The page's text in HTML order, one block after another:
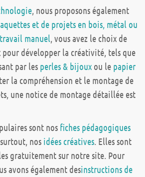
, nous proposons également
et de projets en bois, métal ou
travail manuel, vous avez le choix de
développer la créativité, tels que
par les perles & bijoux ou le papier
la compréhension et le montage de
une notice de montage détaillée est
sont nos fiches pédagogiques
nos idées créatives. Elles sont
gratuitement sur notre site. Pour
avons également desinstructions de